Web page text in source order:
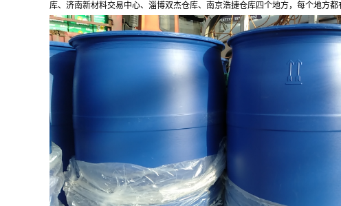
库、济南新材料交易中心、淄博双杰仓库、南京浩捷仓库四个地方，每个地方